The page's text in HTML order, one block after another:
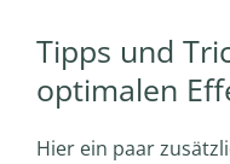
Tipps und
optimalen
Hier ein paar